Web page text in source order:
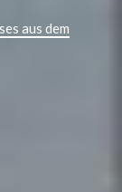
aus dem